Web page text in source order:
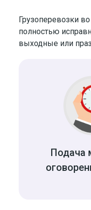
Грузоперевозки
полностью
выходные или
Подача